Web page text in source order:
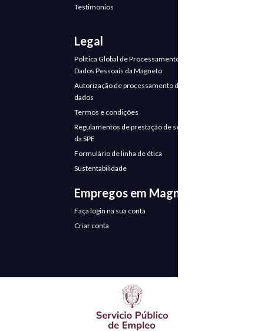
Testimonios
Legal
Política Global de Processamento de
Dados Pessoais da Magneto
Autorização de processamento de
dados
Termos e condições
Regulamentos de prestação de serviços
da SPE
Formulário de linha de ética
Sustentabilidade
Empregos em Magneto
Faça login na sua conta
Criar conta